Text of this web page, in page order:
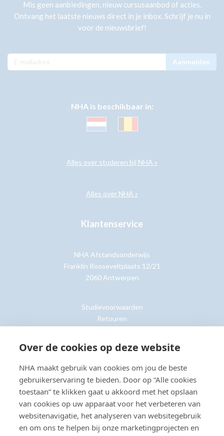
Over de cookies op deze website
NHA maakt gebruik van cookies om jou de beste
gebruikerservaring te bieden. Door op “Alle cookies
toestaan” te klikken gaat u akkoord met het opslaan
van cookies op uw apparaat voor het verbeteren van
websitenavigatie, het analyseren van websitegebruik
en om ons te helpen bij onze marketingprojecten en
Mis geen aanbiedingen, nieuw cursusaanbod of acties.
Ontvang het laatste nieuws direct in je inbox. Schrijf je nu in
voor de nieuwsbrief!
Aanmelden
NHA is beschikbaar in:
Alles over studeren bij NHA »
Alles over NHA »
Klantenservice
NHA Afstandsonderwijs
Franklin Rooseveltplaats 12/21
2060 Antwerpen
Studievoorwaarden
Retouren
Klantenservice »
© Copyright 2026 NHA Privacy- en cookieverklaring
Sitemap
Toegankelijkheidsverklaring